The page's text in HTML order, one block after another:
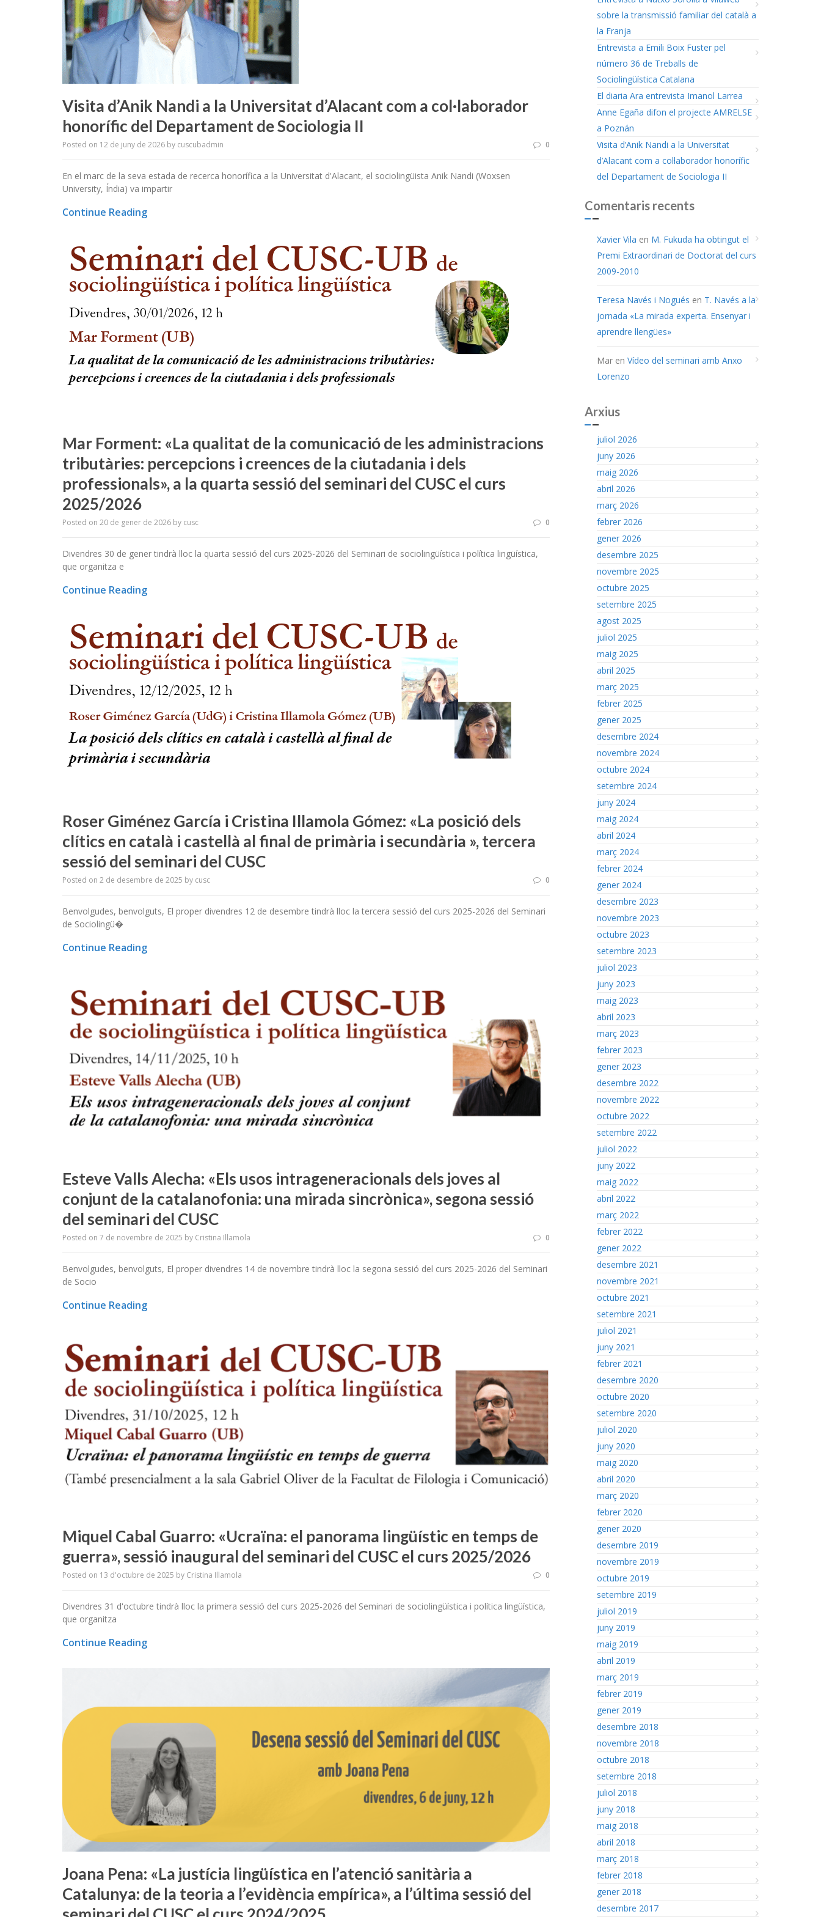
Visita d’Anik Nandi a la Universitat d’Alacant com a col·laborador
honorífic del Departament de Sociologia II
Posted on 12 de juny de 2026 by cuscubadmin 0
En el marc de la seva estada de recerca honorífica a la Universitat d'Alacant, el sociolingüista Anik Nandi (Woxsen
University, Índia) va impartir
Continue Reading
Mar Forment: «La qualitat de la comunicació de les administracions
tributàries: percepcions i creences de la ciutadania i dels
professionals», a la quarta sessió del seminari del CUSC el curs
2025/2026
Posted on 20 de gener de 2026 by cusc 0
Divendres 30 de gener tindrà lloc la quarta sessió del curs 2025-2026 del Seminari de sociolingüística i política lingüística,
que organitza e
Continue Reading
Roser Giménez García i Cristina Illamola Gómez: «La posició dels
clítics en català i castellà al final de primària i secundària », tercera
sessió del seminari del CUSC
Posted on 2 de desembre de 2025 by cusc 0
Benvolgudes, benvolguts, El proper divendres 12 de desembre tindrà lloc la tercera sessió del curs 2025-2026 del Seminari
de Sociolingü�
Continue Reading
Esteve Valls Alecha: «Els usos intrageneracionals dels joves al
conjunt de la catalanofonia: una mirada sincrònica», segona sessió
del seminari del CUSC
Posted on 7 de novembre de 2025 by Cristina Illamola 0
Benvolgudes, benvolguts, El proper divendres 14 de novembre tindrà lloc la segona sessió del curs 2025-2026 del Seminari
de Socio
Continue Reading
Miquel Cabal Guarro: «Ucraïna: el panorama lingüístic en temps de
guerra», sessió inaugural del seminari del CUSC el curs 2025/2026
Posted on 13 d'octubre de 2025 by Cristina Illamola 0
Divendres 31 d'octubre tindrà lloc la primera sessió del curs 2025-2026 del Seminari de sociolingüística i política lingüística,
que organitza
Continue Reading
Joana Pena: «La justícia lingüística en l’atenció sanitària a
Catalunya: de la teoria a l’evidència empírica», a l’última sessió del
sobre la transmissió familiar del català a
la Franja
Entrevista a Emili Boix Fuster pel
número 36 de Treballs de
Sociolingüística Catalana
El diaria Ara entrevista Imanol Larrea
Anne Egaña difon el projecte AMRELSE
a Poznán
Visita d’Anik Nandi a la Universitat
d’Alacant com a col·laborador honorífic
del Departament de Sociologia II
Comentaris recents
Xavier Vila en M. Fukuda ha obtingut el
Premi Extraordinari de Doctorat del curs
2009-2010
Teresa Navés i Nogués en T. Navés a la
jornada «La mirada experta. Ensenyar i
aprendre llengües»
Mar en Vídeo del seminari amb Anxo
Lorenzo
Arxius
juliol 2026
juny 2026
maig 2026
abril 2026
març 2026
febrer 2026
gener 2026
desembre 2025
novembre 2025
octubre 2025
setembre 2025
agost 2025
juliol 2025
maig 2025
abril 2025
març 2025
febrer 2025
gener 2025
desembre 2024
novembre 2024
octubre 2024
setembre 2024
juny 2024
maig 2024
abril 2024
març 2024
febrer 2024
gener 2024
desembre 2023
novembre 2023
octubre 2023
setembre 2023
juliol 2023
juny 2023
maig 2023
abril 2023
març 2023
febrer 2023
gener 2023
desembre 2022
novembre 2022
octubre 2022
setembre 2022
juliol 2022
juny 2022
maig 2022
abril 2022
març 2022
febrer 2022
gener 2022
desembre 2021
novembre 2021
octubre 2021
setembre 2021
juliol 2021
juny 2021
febrer 2021
desembre 2020
octubre 2020
setembre 2020
juliol 2020
juny 2020
maig 2020
abril 2020
març 2020
febrer 2020
gener 2020
desembre 2019
novembre 2019
octubre 2019
setembre 2019
juliol 2019
juny 2019
maig 2019
abril 2019
març 2019
febrer 2019
gener 2019
desembre 2018
novembre 2018
octubre 2018
setembre 2018
juliol 2018
juny 2018
maig 2018
abril 2018
març 2018
febrer 2018
gener 2018
desembre 2017